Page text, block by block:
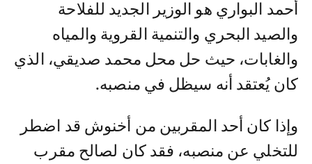
أحمد البواري هو الوزير الجديد للفلاحة
والصيد البحري والتنمية القروية والمياه
والغابات، حيث حل محل محمد صديقي، الذي
كان يُعتقد أنه سيظل في منصبه.
وإذا كان أحد المقربين من أخنوش قد اضطر
للتخلي عن منصبه، فقد كان لصالح مقرب